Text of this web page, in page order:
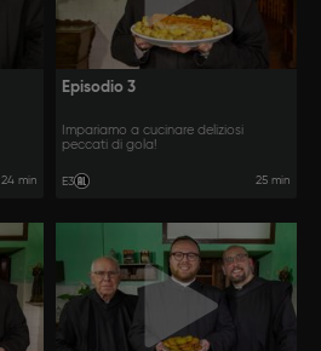
24 min
Episodio 3
Impariamo a cucinare deliziosi
peccati di gola!
E3 25 min